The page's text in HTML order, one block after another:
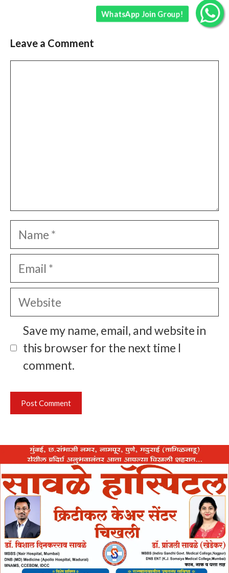
Leave a Comment
Name
Email
Website
Save my name, email, and website in
this browser for the next time I
comment.
WhatsApp Join Group!